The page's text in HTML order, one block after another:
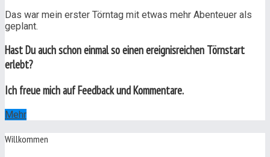
Das war mein erster Törntag mit etwas mehr Abenteuer als
geplant.
Hast Du auch schon einmal so einen ereignisreichen Törnstart
erlebt?
Ich freue mich auf Feedback und Kommentare.
Mehr
Willkommen